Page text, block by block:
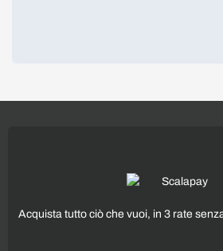
Acquista tutto ciò che vuoi, in 3 rate